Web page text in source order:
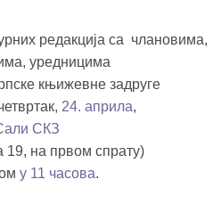
редакција са члановима,
уредницима
књижевне задруге
24. априла,
СКЗ
на првом спрату)
у 11 часова.